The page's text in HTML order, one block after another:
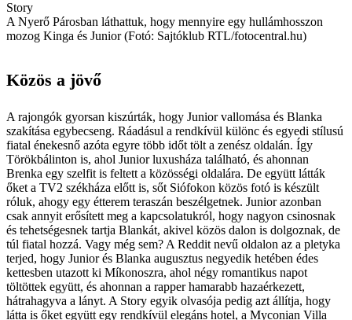
Story
A Nyerő Párosban láthattuk, hogy mennyire egy hullámhosszon
mozog Kinga és Junior (Fotó: Sajtóklub RTL/fotocentral.hu)
Közös a jövő
A rajongók gyorsan kiszúrták, hogy Junior vallomása és Blanka
szakítása egybecseng. Ráadásul a rendkívül különc és egyedi stílusú
fiatal énekesnő azóta egyre több időt tölt a zenész oldalán. Így
Törökbálinton is, ahol Junior luxusháza található, és ahonnan
Brenka egy szelfit is feltett a közösségi oldalára. De együtt látták
őket a TV2 székháza előtt is, sőt Siófokon közös fotó is készült
róluk, ahogy egy étterem teraszán beszélgetnek. Junior azonban
csak annyit erősített meg a kapcsolatukról, hogy nagyon csinosnak
és tehetségesnek tartja Blankát, akivel közös dalon is dolgoznak, de
túl fiatal hozzá. Vagy még sem? A Reddit nevű oldalon az a pletyka
terjed, hogy Junior és Blanka augusztus negyedik hetében édes
kettesben utazott ki Míkonoszra, ahol négy romantikus napot
töltöttek együtt, és ahonnan a rapper hamarabb hazaérkezett,
hátrahagyva a lányt. A Story egyik olvasója pedig azt állítja, hogy
látta is őket együtt egy rendkívül elegáns hotel, a Myconian Villa